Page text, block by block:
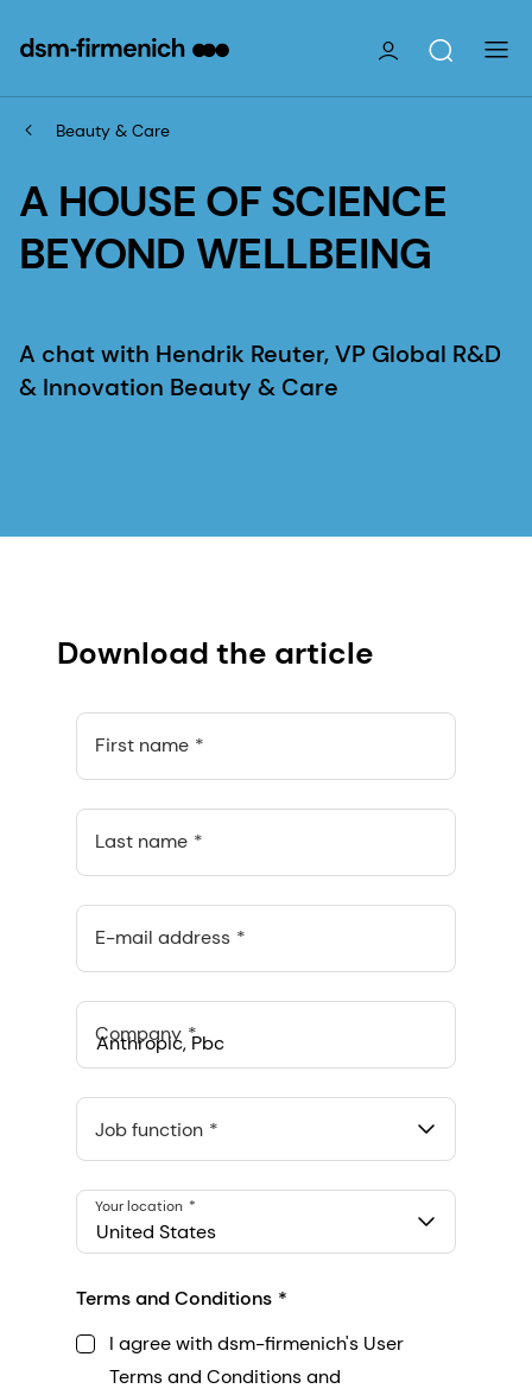
Beauty & Care
A HOUSE OF SCIENCE
BEYOND WELLBEING
A chat with Hendrik Reuter, VP Global R&D
& Innovation Beauty & Care
Download the article
First name
Last name
E-mail address
Company
548 Market St Pmb 90375, San Francisco, California, US
Job function
United States
Your location
Terms and Conditions
I agree with dsm-firmenich's User
Terms and Conditions and